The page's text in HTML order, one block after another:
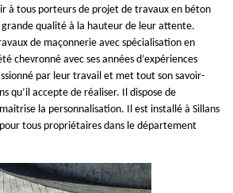
à tous porteurs de projet de travaux en béton
qualité à la hauteur de leur attente.
de maçonnerie avec spécialisation en
chevronné avec ses années d’expériences
par leur travail et met tout son savoir-
qu’il accepte de réaliser. Il dispose de
la personnalisation. Il est installé à Sillans
tous propriétaires dans le département